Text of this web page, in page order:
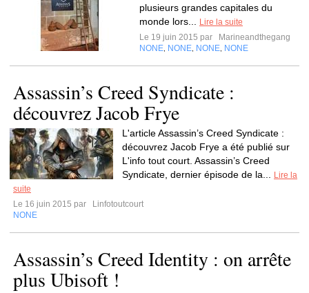
plusieurs grandes capitales du
monde lors...
Lire la suite
Le 19 juin 2015 par
Marineandthegang
NONE NONE NONE NONE
Assassin’s Creed Syndicate :
découvrez Jacob Frye
L'article Assassin’s Creed Syndicate :
découvrez Jacob Frye a été publié sur
L'info tout court. Assassin’s Creed
Syndicate, dernier épisode de la...
Lire la
suite
Le 16 juin 2015 par
Linfotoutcourt
NONE
Assassin’s Creed Identity : on arrête
plus Ubisoft !